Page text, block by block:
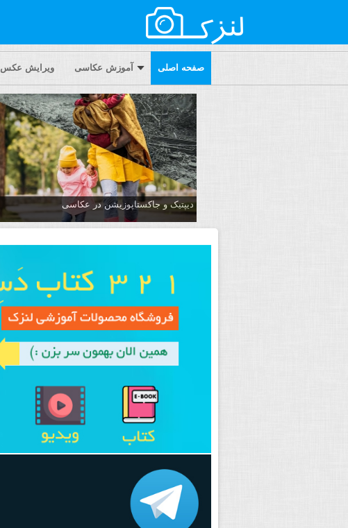
صفحه اصلی آموزش عکاسی ویرایش عکس
دیپتیک و جاکستا‌پوزیشن در عکاسی